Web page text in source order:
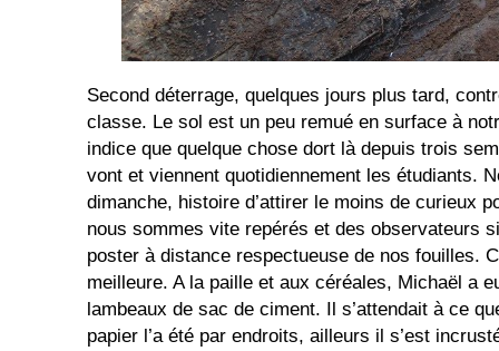
Second déterrage, quelques jours plus tard,
classe. Le sol est un peu remué en surface à
indice que quelque chose dort là depuis trois
vont et viennent quotidiennement les étudiants.
dimanche, histoire d’attirer le moins de curieux
nous sommes vite repérés et des observateurs
poster à distance respectueuse de nos fouilles.
meilleure. A la paille et aux céréales, Michaël a
lambeaux de sac de ciment. Il s’attendait à ce
papier l’a été par endroits, ailleurs il s’est